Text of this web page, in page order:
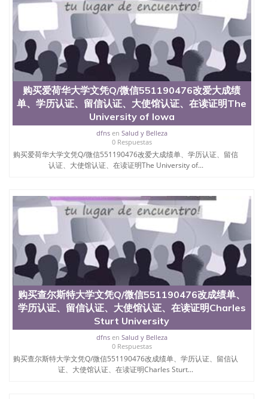
购买爱荷华大学文凭Q/微信551190476改爱大成绩
单、学历认证、留信认证、大使馆认证、在读证明The
University of Iowa
dfnsen Salud y Belleza
0 Respuestas
购买爱荷华大学文凭Q/微信551190476改爱大成绩单、学历认证、留信
认证、大使馆认证、在读证明The University of...
购买查尔斯特大学文凭Q/微信551190476改成绩单、
学历认证、留信认证、大使馆认证、在读证明Charles
Sturt University
dfnsen Salud y Belleza
0 Respuestas
购买查尔斯特大学文凭Q/微信551190476改成绩单、学历认证、留信认
证、大使馆认证、在读证明Charles Sturt...